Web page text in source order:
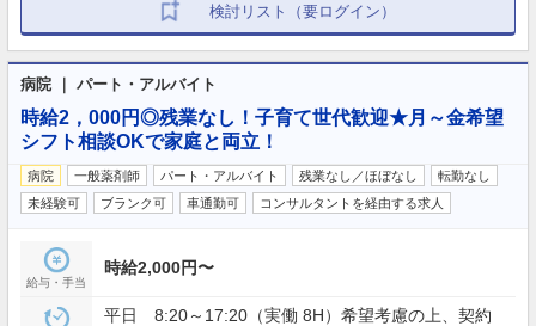
検討リスト（要ログイン）
病院 ｜ パート・アルバイト
時給2，000円◎残業なし！子育て世代歓迎★月～金希望
シフト相談OKで家庭と両立！
病院 一般薬剤師 パート・アルバイト 残業なし／ほぼなし
転勤なし
未経験可
ブランク可 車通勤可 コンサルタントを経由する求人
給与・手当
時給2,000円〜
平日 8:20～17:20（実働 8H）希望考慮の上、契約